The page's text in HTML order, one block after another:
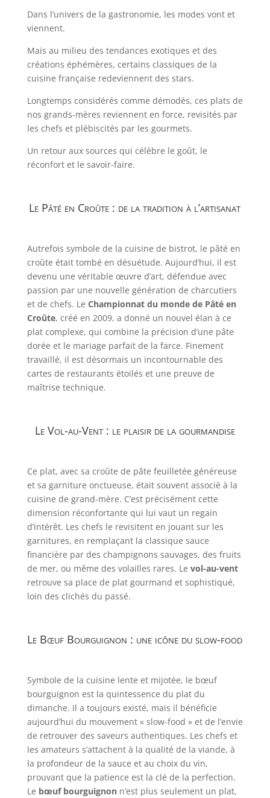
Dans l’univers de la gastronomie, les modes vont et
viennent.
Mais au milieu des tendances exotiques et des
créations éphémères, certains classiques de la
cuisine française redeviennent des stars.
Longtemps considérés comme démodés, ces plats de
nos grands-mères reviennent en force, revisités par
les chefs et plébiscités par les gourmets.
Un retour aux sources qui célèbre le goût, le
réconfort et le savoir-faire.
Le Pâté en Croûte : de la tradition à l’artisanat
Autrefois symbole de la cuisine de bistrot, le pâté en
croûte était tombé en désuétude. Aujourd’hui, il est
devenu une véritable œuvre d’art, défendue avec
passion par une nouvelle génération de charcutiers
et de chefs. Le Championnat du monde de Pâté en
Croûte, créé en 2009, a donné un nouvel élan à ce
plat complexe, qui combine la précision d’une pâte
dorée et le mariage parfait de la farce. Finement
travaillé, il est désormais un incontournable des
cartes de restaurants étoilés et une preuve de
maîtrise technique.
Le Vol-au-Vent : le plaisir de la gourmandise
Ce plat, avec sa croûte de pâte feuilletée généreuse
et sa garniture onctueuse, était souvent associé à la
cuisine de grand-mère. C’est précisément cette
dimension réconfortante qui lui vaut un regain
d’intérêt. Les chefs le revisitent en jouant sur les
garnitures, en remplaçant la classique sauce
financière par des champignons sauvages, des fruits
de mer, ou même des volailles rares. Le vol-au-vent
retrouve sa place de plat gourmand et sophistiqué,
loin des clichés du passé.
Le Bœuf Bourguignon : une icône du slow-food
Symbole de la cuisine lente et mijotée, le bœuf
bourguignon est la quintessence du plat du
dimanche. Il a toujours existé, mais il bénéficie
aujourd’hui du mouvement « slow-food » et de l’envie
de retrouver des saveurs authentiques. Les chefs et
les amateurs s’attachent à la qualité de la viande, à
la profondeur de la sauce et au choix du vin,
prouvant que la patience est la clé de la perfection.
Le bœuf bourguignonn’est plus seulement un plat,